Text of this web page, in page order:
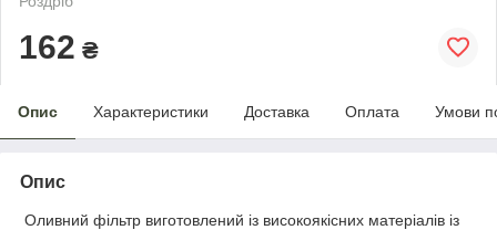
162 ₴
Опис Характеристики Доставка Оплата Умови
Опис
Оливний фільтр виготовлений із високоякісних матеріалів із